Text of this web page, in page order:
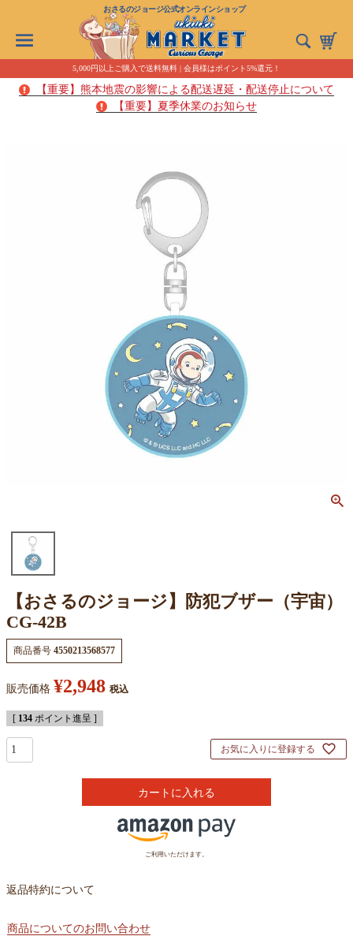
おさるのジョージ公式オンラインショップ
5,000円以上ご購入で送料無料 | 会員様はポイント5%還元！
【重要】熊本地震の影響による配送遅延・配送停止について
【重要】夏季休業のお知らせ
【おさるのジョージ】防犯ブザー（宇宙）
CG-42B
商品番号 4550213568577
販売価格 ¥2,948 税込
[ 134 ポイント進呈 ]
お気に入りに登録する
カートに入れる
ご利用いただけます。
返品特約について
商品についてのお問い合わせ